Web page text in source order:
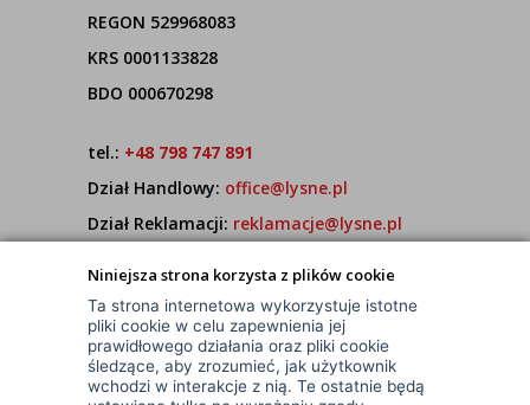
Niniejsza strona korzysta z plików cookie
Ta strona internetowa wykorzystuje istotne
pliki cookie w celu zapewnienia jej
prawidłowego działania oraz pliki cookie
śledzące, aby zrozumieć, jak użytkownik
wchodzi w interakcje z nią. Te ostatnie będą
REGON 529968083
KRS 0001133828
BDO 000670298
tel.: +48 798 747 891
Dział Handlowy: office@lysne.pl
Dział Reklamacji: reklamacje@lysne.pl
7:00 - 15:00